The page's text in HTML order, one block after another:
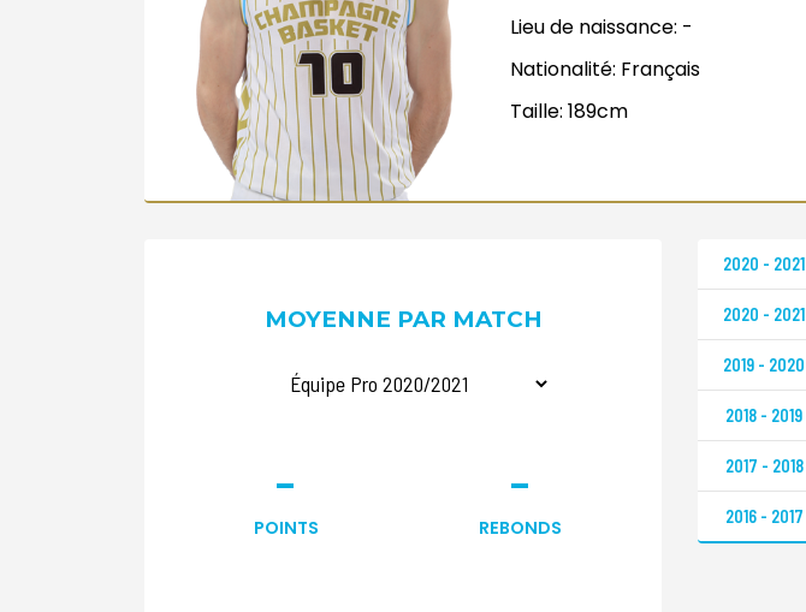
Lieu de naissance: -
Nationalité: Français
Taille: 189cm
MOYENNE PAR MATCH
-
POINTS
-
REBONDS
2020 - 2021
2020 - 2021
2019 - 2020
2018 - 2019
2017 - 2018
2016 - 2017